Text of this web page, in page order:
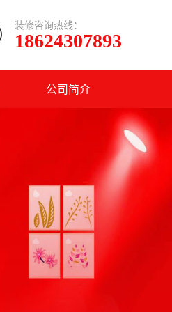
装修咨询热线：
18624307893
公司简介